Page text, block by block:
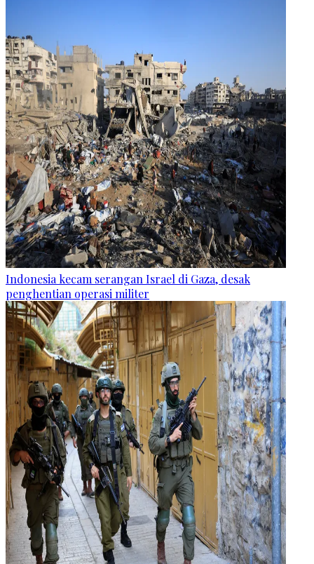
Indonesia kecam serangan Israel di Gaza, desak
penghentian operasi militer